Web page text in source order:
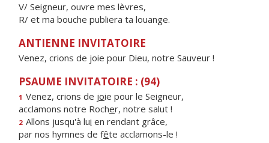
V/ Seigneur, ouvre mes lèvres,
R/ et ma bouche publiera ta louange.
ANTIENNE INVITATOIRE
Venez, crions de joie pour Dieu, notre Sauveur !
PSAUME INVITATOIRE : (94)
1 Venez, crions de joie pour le Seigneur,
acclamons notre Rocher, notre salut !
2 Allons jusqu'à lui en rendant grâce,
par nos hymnes de fête acclamons-le !